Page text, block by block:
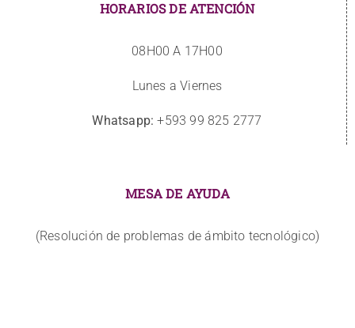
HORARIOS DE ATENCIÓN
08H00 A 17H00
Lunes a Viernes
Whatsapp: +593 99 825 2777
MESA DE AYUDA
(Resolución de problemas de ámbito tecnológico)